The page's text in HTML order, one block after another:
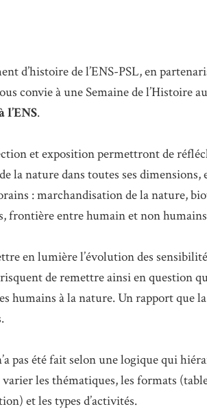
d’histoire de l’ENS-PSL, en
convie à une Semaine de l’Histoire
l’ENS.
et exposition permettront de
la nature dans toutes ses
: marchandisation de la nature,
frontière entre humain et non
en lumière l’évolution des
de remettre ainsi en question
humains à la nature. Un rapport que
pas été fait selon une logique qui
les thématiques, les formats
et les types d’activités.